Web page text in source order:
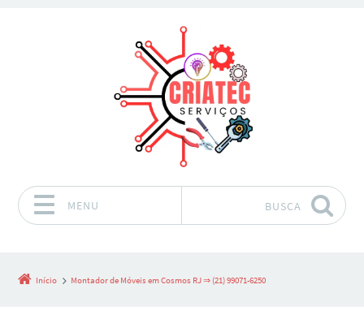
MENU BUSCA
Início Montador de Móveis em Cosmos RJ ⇒ (21) 99071-6250